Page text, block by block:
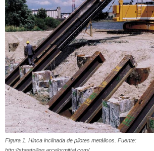
Figura 1. Hinca inclinada de pilotes metálicos. Fuente: